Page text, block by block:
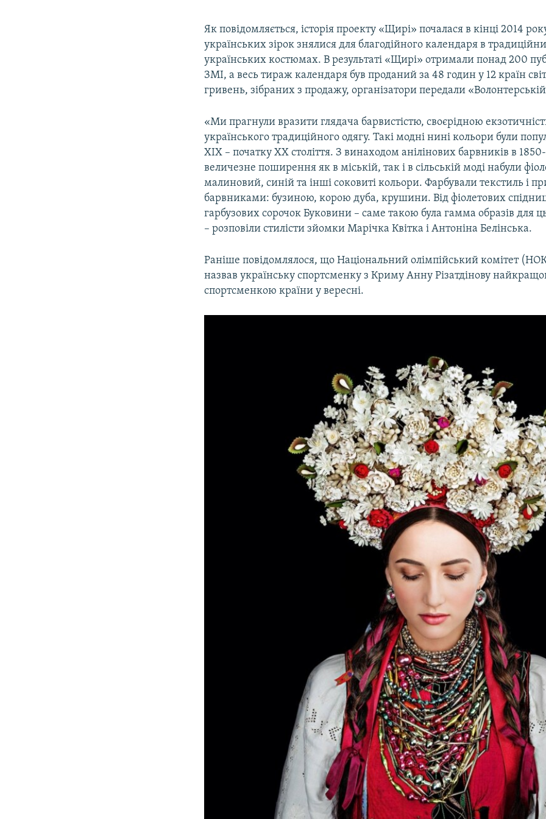
Як повідомляється, історія проекту «Щирі» почалася в кінці 2014
українських зірок знялися для благодійного календаря в
українських костюмах. В результаті «Щирі» отримали понад 200
ЗМІ, а весь тираж календаря був проданий за 48 годин у 12 країн
гривень, зібраних з продажу, організатори передали «Волонтерській
«Ми прагнули вразити глядача барвистістю, своєрідною
українського традиційного одягу. Такі модні нині кольори були
XIX – початку XX століття. З винаходом анілінових барвників в
величезне поширення як в міській, так і в сільській моді набули
малиновий, синій та інші соковиті кольори. Фарбували текстиль і
барвниками: бузиною, корою дуба, крушини. Від фіолетових
гарбузових сорочок Буковини – саме такою була гамма образів для
– розповіли стилісти зйомки Марічка Квітка і Антоніна Белінська.
Раніше повідомлялося, що Національний олімпійський комітет
назвав українську спортсменку з Криму Анну Різатдінову
спортсменкою країни у вересні.